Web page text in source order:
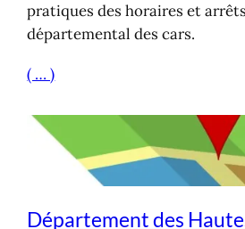
pratiques des horaires et
départemental des cars.
( … )
Département des